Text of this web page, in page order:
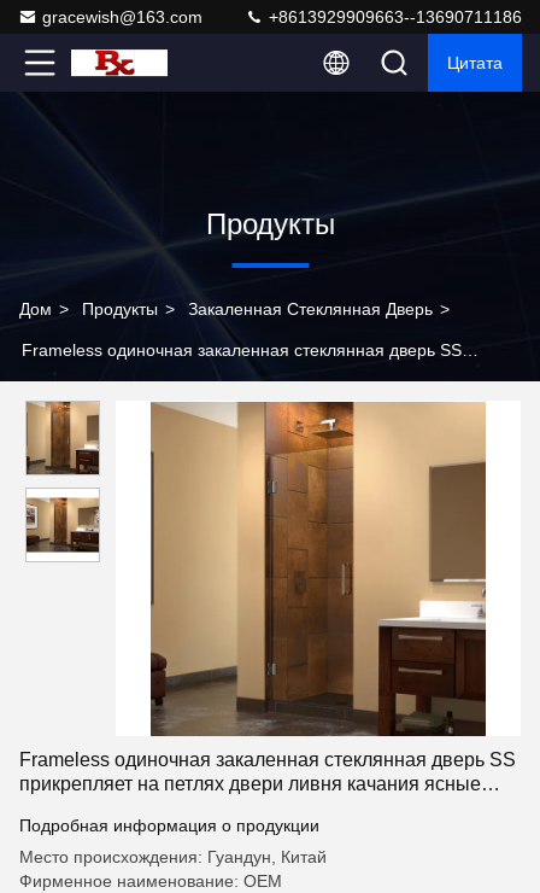
gracewish@163.com +8613929909663--13690711186
Цитата
Продукты
Дом > Продукты > Закаленная Стеклянная Дверь >
Frameless одиночная закаленная стеклянная дверь SS
стеклянные
Frameless одиночная закаленная стеклянная дверь SS
прикрепляет на петлях двери ливня качания ясные
Подробная информация о продукции
Место происхождения: Гуандун, Китай
Фирменное наименование: OEM